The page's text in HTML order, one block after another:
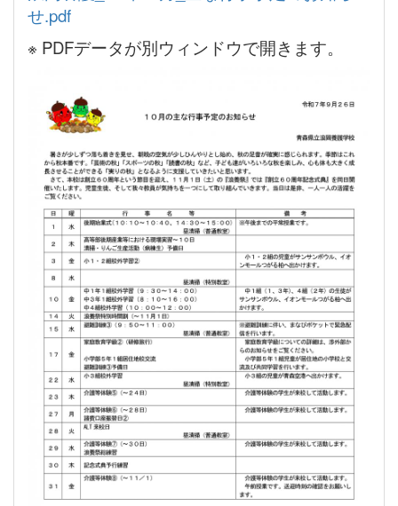
せ.pdf
※ PDFデータが別ウィンドウで開きます。